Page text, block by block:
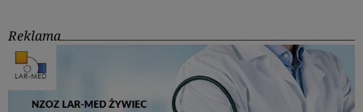
Reklama